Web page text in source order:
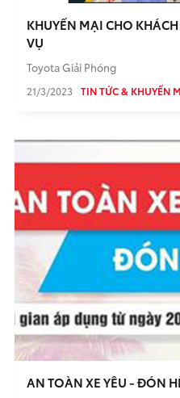
KHUYẾN MẠI CHO
VỤ
Toyota Giải Phóng
21/3/2023 TIN TỨC & KHUYẾN
AN TOÀN XE YÊU - ĐÓN